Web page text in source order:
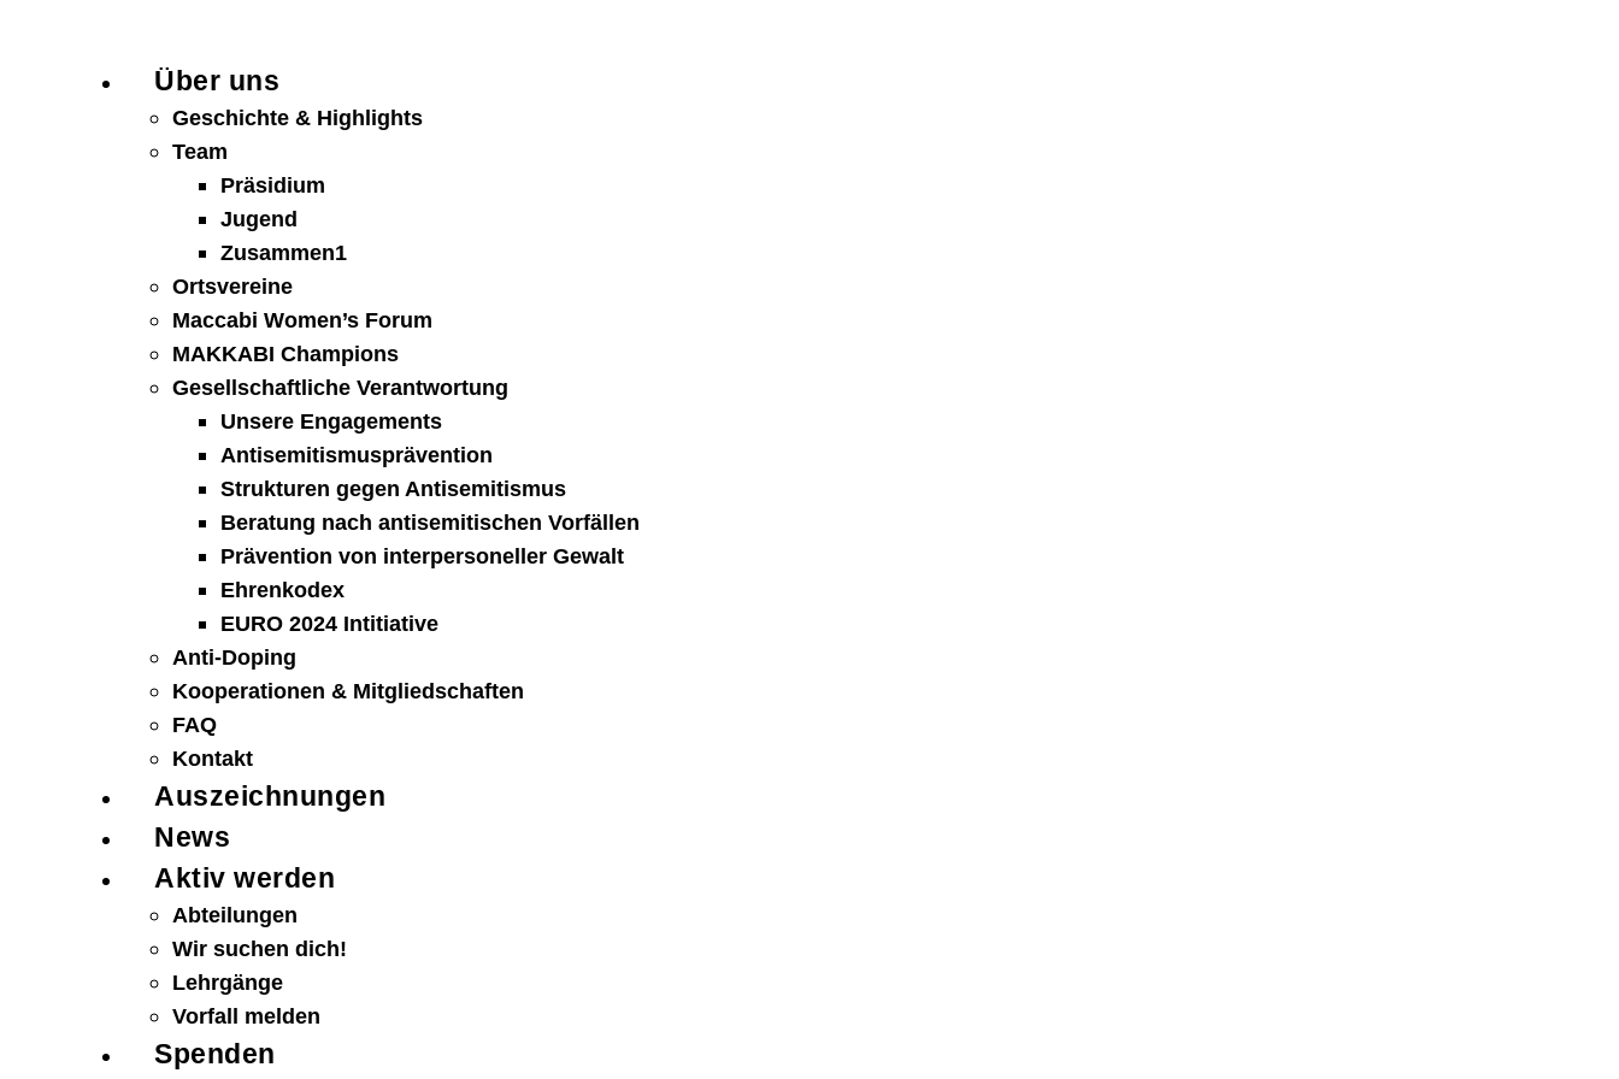
Über uns
Geschichte & Highlights
Team
Präsidium
Jugend
Zusammen1
Ortsvereine
Maccabi Women’s Forum
MAKKABI Champions
Gesellschaftliche Verantwortung
Unsere Engagements
Antisemitismusprävention
Strukturen gegen Antisemitismus
Beratung nach antisemitischen Vorfällen
Prävention von interpersoneller Gewalt
Ehrenkodex
EURO 2024 Intitiative
Anti-Doping
Kooperationen & Mitgliedschaften
FAQ
Kontakt
Auszeichnungen
News
Aktiv werden
Abteilungen
Wir suchen dich!
Lehrgänge
Vorfall melden
Spenden